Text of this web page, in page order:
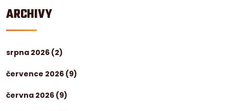
ARCHIVY
srpna 2026 (2)
července 2026 (9)
června 2026 (9)